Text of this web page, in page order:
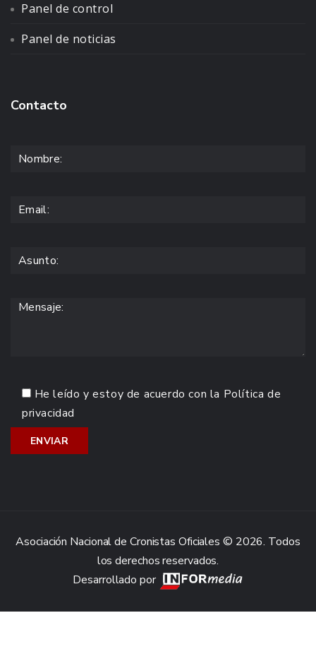
Panel de control
Panel de noticias
Contacto
He leído y estoy de acuerdo con la Política de
privacidad
Asociación Nacional de Cronistas Oficiales © 2026. Todos
los derechos reservados.
Desarrollado por